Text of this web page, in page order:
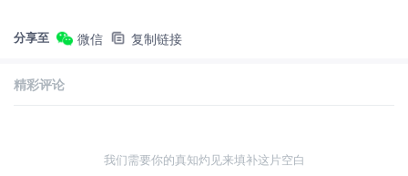
分享至 微信 复制链接
精彩评论
我们需要你的真知灼见来填补这片空白